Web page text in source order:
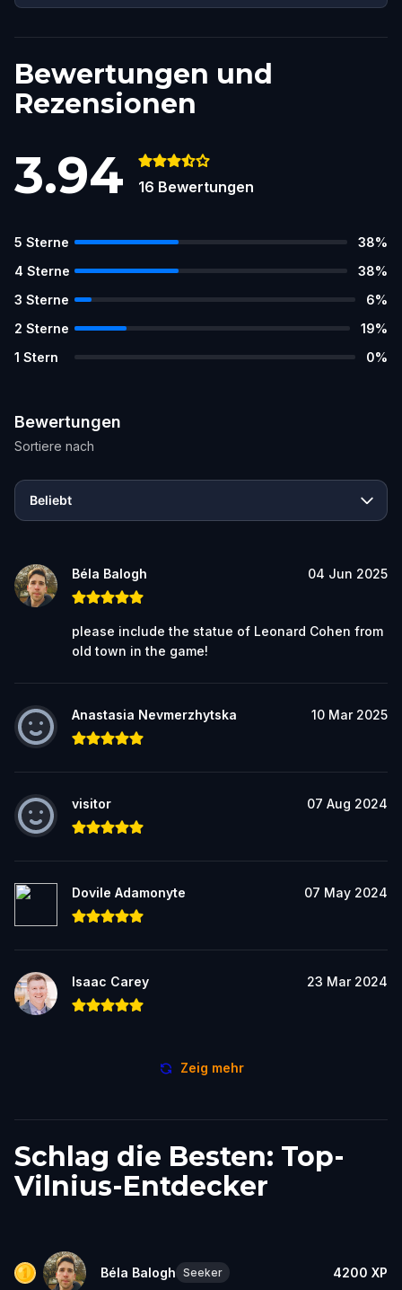
Bewertungen und
Rezensionen
3.94 16 Bewertungen
5 Sterne 38%
4 Sterne 38%
3 Sterne 6%
2 Sterne 19%
1 Stern 0%
Bewertungen
Sortiere nach
Beliebt
Béla Balogh 04 Jun 2025
please include the statue of Leonard Cohen from
old town in the game!
Anastasia Nevmerzhytska 10 Mar 2025
visitor 07 Aug 2024
Dovile Adamonyte 07 May 2024
Isaac Carey 23 Mar 2024
Zeig mehr
Schlag die Besten: Top-
Vilnius-Entdecker
Béla Balogh Seeker 4200 XP